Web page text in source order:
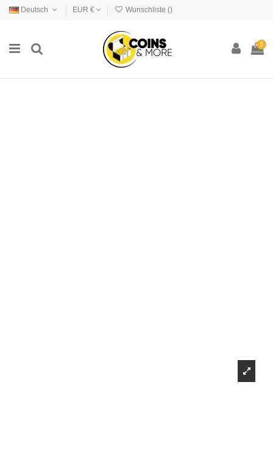
Deutsch EUR € Wunschliste ()
0